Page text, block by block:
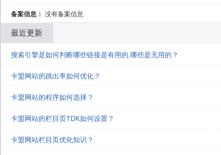
备案信息： 没有备案信息
最近更新
搜索引擎是如何判断哪些链接是有用的,哪些是无用的？
卡盟网站的跳出率如何优化？
卡盟网站的程序如何选择？
卡盟网站的栏目页TDK如何设置？
卡盟网站栏目页优化知识？